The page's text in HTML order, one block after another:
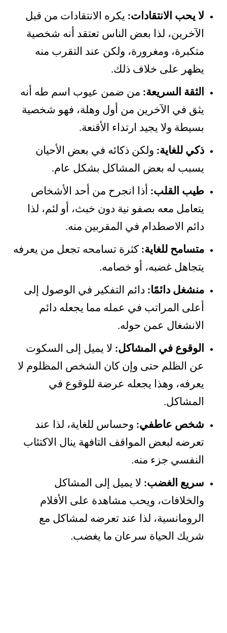
لا يحب الانتقادات: يكره الانتقادات من قبل
الآخرين، لذا بعض الناس تعتقد أنه شخصية
متكبرة، ومغرورة، ولكن عند التقرب منه
يظهر على خلاف ذلك.
الثقة السريعة: من ضمن عيوب اسم طه أنه
يثق في الآخرين من أول وهلة، فهو شخصية
بسيطة ولا يجيد ارتداء الأقنعة.
ذكي للغاية: ولكن ذكائه في بعض الأحيان
يسبب له بعض المشاكل بشكل عام.
طيب القلب: أذا انجرح من أحد الأشخاص
يتعامل معه بصفو نية دون خبث، أو لئم، لذا
دائم الاصطدام في المقربين منه.
متسامح للغاية: كثرة تسامحه تجعل من يعرفه
يتجاهل غضبه، أو خصامه.
منشغل دائمًا: دائم التفكير في الوصول إلى
أعلى المراتب في عمله مما يجعله دائم
الانشغال عمن حوله.
الوقوع في المشاكل: لا يميل إلى السكوت
عن الظلم حتى وإن كان الشخص المظلوم لا
يعرفه، وهذا يجعله عرضة للوقوع في
المشاكل.
شخص عاطفي: وحساس للغاية، لذا عند
تعرضه لبعض المواقف التافهة ينال الاكتئاب
النفسي جزء منه.
سريع الغضب: لا يميل إلى المشاكل
والخلافات، ويحب مشاهدة على الأفلام
الرومانسية، لذا عند تعرضه لمشاكل مع
شريك الحياة سرعان ما يغضب.